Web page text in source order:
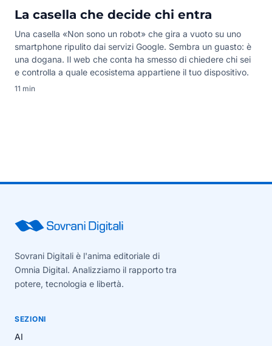
La casella che decide chi entra
Una casella «Non sono un robot» che gira a vuoto su uno
smartphone ripulito dai servizi Google. Sembra un guasto: è
una dogana. Il web che conta ha smesso di chiedere chi sei
e controlla a quale ecosistema appartiene il tuo dispositivo.
11 min
Sovrani Digitali è l'anima editoriale di
Omnia Digital. Analizziamo il rapporto tra
potere, tecnologia e libertà.
SEZIONI
AI